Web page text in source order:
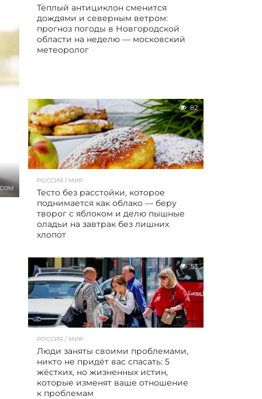
Тёплый антициклон сменится
дождями и северным ветром:
прогноз погоды в Новгородской
области на неделю — московский
метеоролог
82
РОССИЯ / МИР
Тесто без расстойки, которое
поднимается как облако — беру
творог с яблоком и делю пышные
оладьи на завтрак без лишних
хлопот
53
РОССИЯ / МИР
Люди заняты своими проблемами,
никто не придёт вас спасать: 5
жёстких, но жизненных истин,
которые изменят ваше отношение
к проблемам